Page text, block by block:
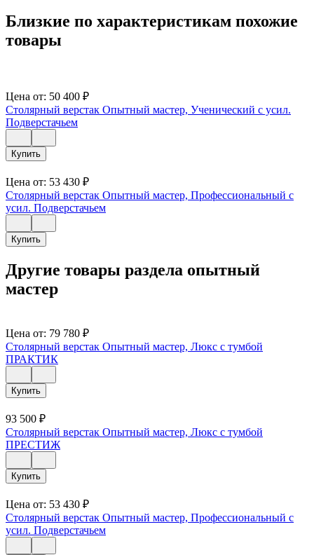
Близкие по характеристикам похожие
товары
Цена от: 50 400 ₽
Столярный верстак Опытный мастер, Ученический с усил.
Подверстачьем
Купить
Цена от: 53 430 ₽
Столярный верстак Опытный мастер, Профессиональный с
усил. Подверстачьем
Купить
Другие товары раздела опытный
мастер
Цена от: 79 780 ₽
Столярный верстак Опытный мастер, Люкс с тумбой
ПРАКТИК
Купить
93 500 ₽
Столярный верстак Опытный мастер, Люкс с тумбой
ПРЕСТИЖ
Купить
Цена от: 53 430 ₽
Столярный верстак Опытный мастер, Профессиональный с
усил. Подверстачьем